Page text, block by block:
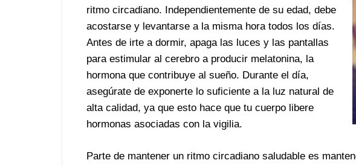
ritmo circadiano. Independientemente de su edad, debe
acostarse y levantarse a la misma hora todos los días.
Antes de irte a dormir, apaga las luces y las pantallas
para estimular al cerebro a producir melatonina, la
hormona que contribuye al sueño. Durante el día,
asegúrate de exponerte lo suficiente a la luz natural de
alta calidad, ya que esto hace que tu cuerpo libere
hormonas asociadas con la vigilia.
Parte de mantener un ritmo circadiano saludable es